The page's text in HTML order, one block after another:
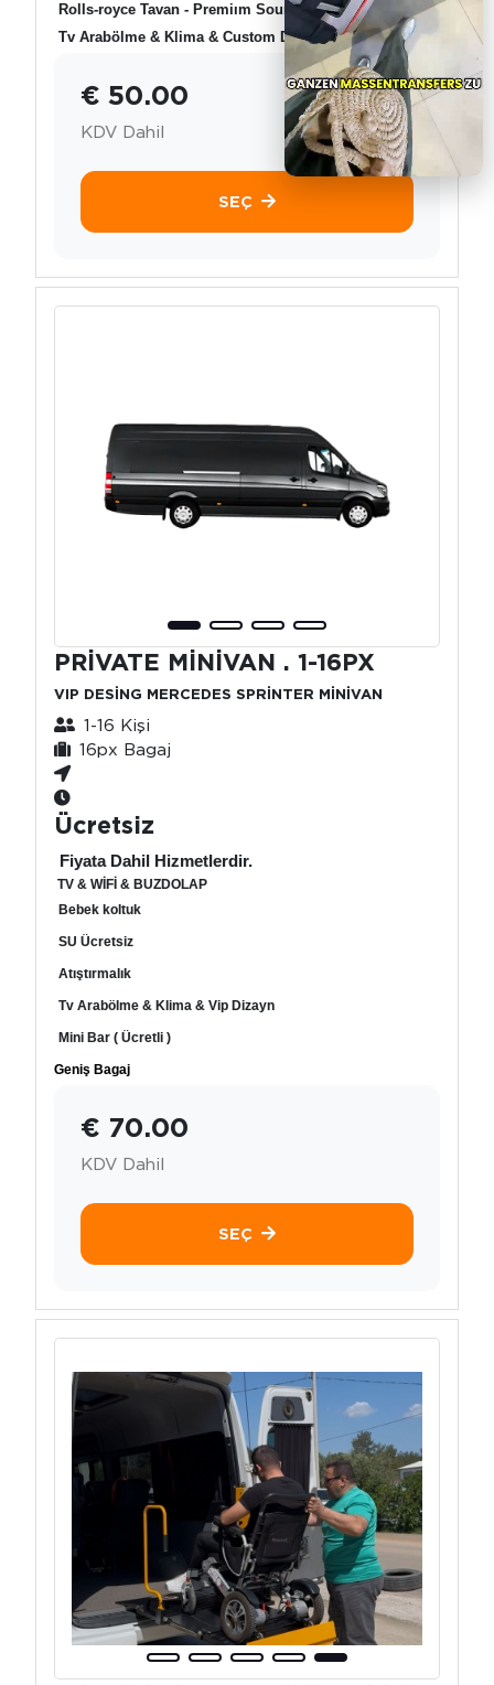
Rolls-royce Tavan - Premiım Sound System
Tv Arabölme & Klima & Custom Desing
€ 50.00
KDV Dahil
SEÇ
PRİVATE MİNİVAN . 1-16PX
VIP DESİNG MERCEDES SPRİNTER MİNİVAN
1-16 Kişi
16px Bagaj
Ücretsiz
Fiyata Dahil Hizmetlerdir.
TV & WİFİ & BUZDOLAP
Bebek koltuk
SU Ücretsiz
Atıştırmalık
Tv Arabölme & Klima & Vip Dizayn
Mini Bar ( Ücretli )
Geniş Bagaj
€ 70.00
KDV Dahil
SEÇ